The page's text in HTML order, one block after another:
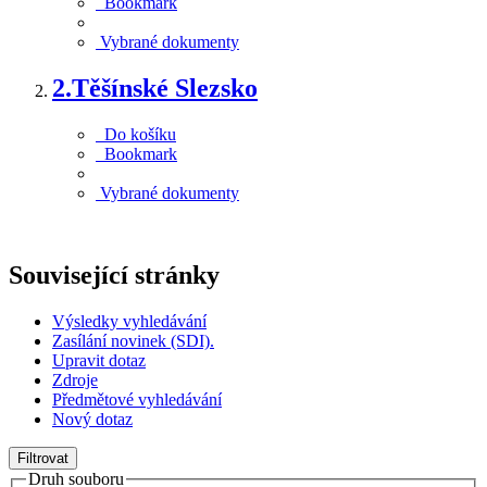
Vybrané dokumenty
2.Těšínské Slezsko
Do košíku
Bookmark
Vybrané dokumenty
Související stránky
Výsledky vyhledávání
Zasílání novinek (SDI).
Upravit dotaz
Zdroje
Předmětové vyhledávání
Nový dotaz
Filtrovat
Druh souboru